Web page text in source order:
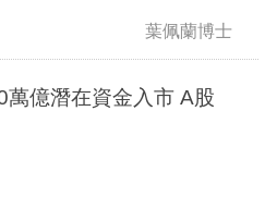
葉佩蘭博士
億潛在資金入市 A股